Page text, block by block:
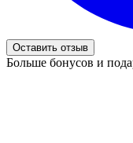
Оставить отзыв
Больше бонусов и